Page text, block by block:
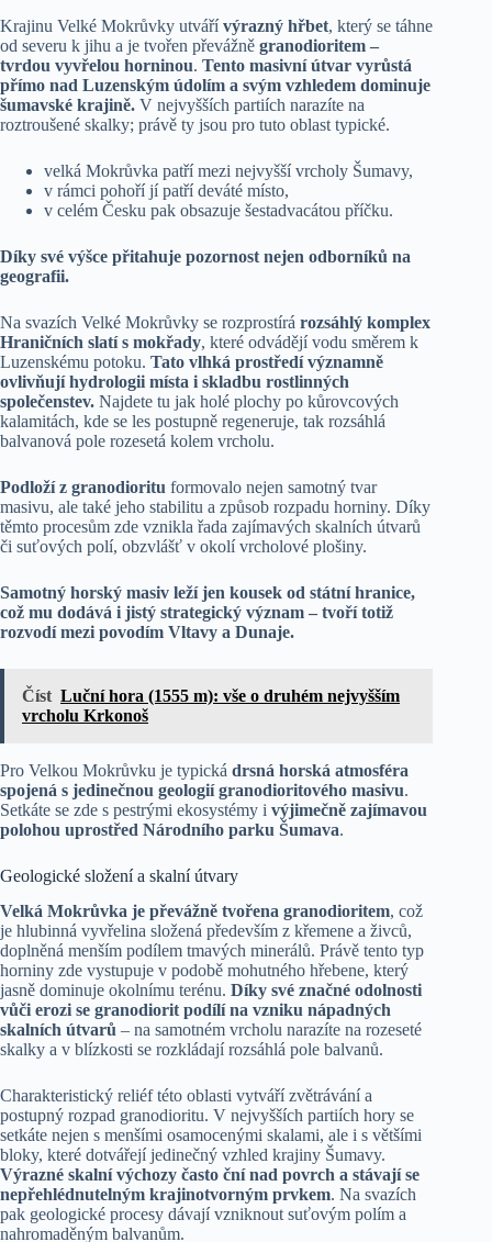
Krajinu Velké Mokrůvky utvářívýrazný hřbet, který se táhne
od severu k jihu a je tvořen převážně granodioritem –
tvrdou vyvřelou horninou. Tento masivní útvar vyrůstá
přímo nad Luzenským údolím a svým vzhledem dominuje
šumavské krajině. V nejvyšších partiích narazíte na
roztroušené skalky; právě ty jsou pro tuto oblast typické.
velká Mokrůvka patří mezi nejvyšší vrcholy Šumavy,
v rámci pohoří jí patří deváté místo,
v celém Česku pak obsazuje šestadvacátou příčku.
Díky své výšce přitahuje pozornost nejen odborníků na
geografii.
Na svazích Velké Mokrůvky se rozprostírá rozsáhlý komplex
Hraničních slatí s mokřady, které odvádějí vodu směrem k
Luzenskému potoku. Tato vlhká prostředí významně
ovlivňují hydrologii místa i skladbu rostlinných
společenstev. Najdete tu jak holé plochy po kůrovcových
kalamitách, kde se les postupně regeneruje, tak rozsáhlá
balvanová pole rozesetá kolem vrcholu.
Podloží z granodioritu formovalo nejen samotný tvar
masivu, ale také jeho stabilitu a způsob rozpadu horniny. Díky
těmto procesům zde vznikla řada zajímavých skalních útvarů
či suťových polí, obzvlášť v okolí vrcholové plošiny.
Samotný horský masiv leží jen kousek od státní hranice,
což mu dodává i jistý strategický význam – tvoří totiž
rozvodí mezi povodím Vltavy a Dunaje.
Číst Luční hora (1555 m): vše o druhém nejvyšším
vrcholu Krkonoš
Pro Velkou Mokrůvku je typická drsná horská atmosféra
spojená s jedinečnou geologií granodioritového masivu.
Setkáte se zde s pestrými ekosystémy i výjimečně zajímavou
polohou uprostřed Národního parku Šumava.
Geologické složení a skalní útvary
Velká Mokrůvka je převážně tvořena granodioritem, což
je hlubinná vyvřelina složená především z křemene a živců,
doplněná menším podílem tmavých minerálů. Právě tento typ
horniny zde vystupuje v podobě mohutného hřebene, který
jasně dominuje okolnímu terénu. Díky své značné odolnosti
vůči erozi se granodiorit podílí na vzniku nápadných
skalních útvarů – na samotném vrcholu narazíte na rozeseté
skalky a v blízkosti se rozkládají rozsáhlá pole balvanů.
Charakteristický reliéf této oblasti vytváří zvětrávání a
postupný rozpad granodioritu. V nejvyšších partiích hory se
setkáte nejen s menšími osamocenými skalami, ale i s většími
bloky, které dotvářejí jedinečný vzhled krajiny Šumavy.
Výrazné skalní výchozy často ční nad povrch a stávají se
nepřehlédnutelným krajinotvorným prvkem. Na svazích
pak geologické procesy dávají vzniknout suťovým polím a
nahromaděným balvanům.